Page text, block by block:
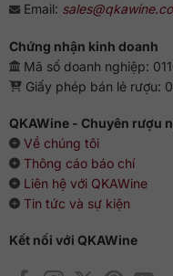
Email:
Chứng nhận kinh doanh
Mã số doanh nghiệp:
Giấy phép bán lẻ rượu:
QKAWine - Chuyên rượu
Về chúng tôi
Thông cáo báo chí
Liên hệ với QKAWine
Tin tức và sự kiện
Kết nối với QKAWine